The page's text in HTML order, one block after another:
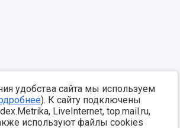
удобства сайта мы используем
). К сайту подключены
LiveInternet, top.mail.ru,
используют файлы cookies